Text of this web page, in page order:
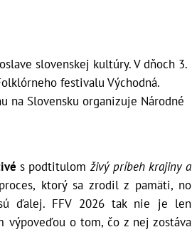
slovenskej kultúry. V dňoch 3.
festivalu Východná.
na Slovensku organizuje Národné
s podtitulomživý príbeh krajiny a
ktorý sa zrodil z pamäti, no
ďalej. FFV 2026 tak nie je len
výpoveďou o tom, čo z nej zostáva